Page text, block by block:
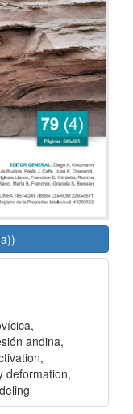
andina,
deformation,